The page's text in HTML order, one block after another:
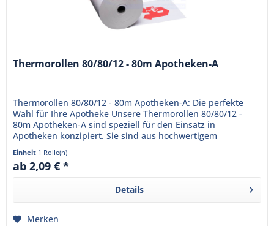
Thermorollen 80/80/12 - 80m Apotheken-A
Thermorollen 80/80/12 - 80m Apotheken-A: Die perfekte
Wahl für Ihre Apotheke Unsere Thermorollen 80/80/12 -
80m Apotheken-A sind speziell für den Einsatz in
Apotheken konzipiert. Sie sind aus hochwertigem
Thermopapier gefertigt und...
Einheit 1 Rolle(n)
ab 2,09 € *
Details
Merken